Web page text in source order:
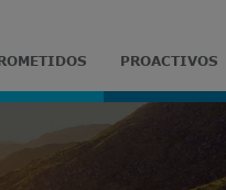
PROACTIVOS